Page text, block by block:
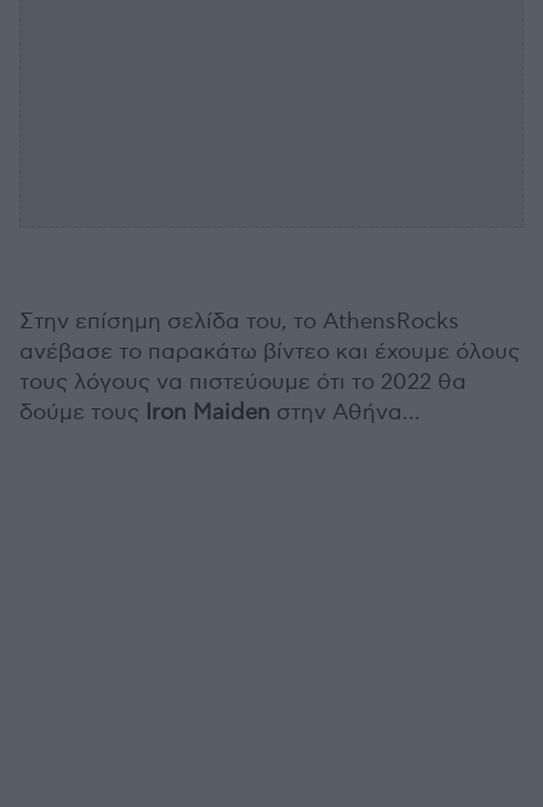
Στην επίσημη σελίδα του, το AthensRocks
ανέβασε το παρακάτω βίντεο και έχουμε όλους
τους λόγους να πιστεύουμε ότι το 2022 θα
δούμε τους Iron Maiden στην Αθήνα...